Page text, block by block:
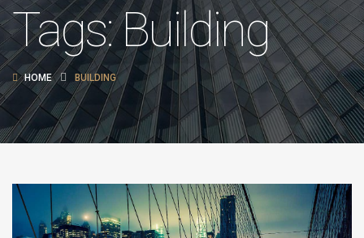
Tags: Building
HOME BUILDING